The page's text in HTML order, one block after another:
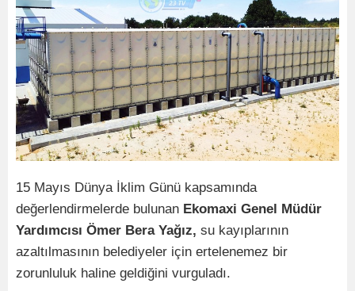
15 Mayıs Dünya İklim Günü kapsamında
değerlendirmelerde bulunan Ekomaxi Genel Müdür
Yardımcısı Ömer Bera Yağız, su kayıplarının
azaltılmasının belediyeler için ertelenemez bir
zorunluluk haline geldiğini vurguladı.